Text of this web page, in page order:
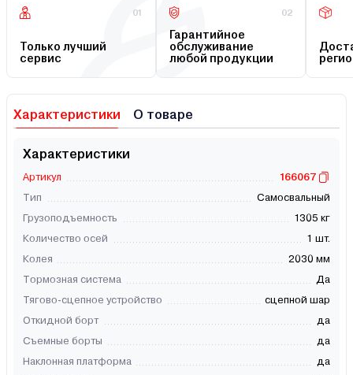
01
Только лучший
сервис
02
Гарантийное
обслуживание
любой продукции
Характеристики О товаре
Характеристики
Артикул
166067
Тип
Самосвальный
Грузоподъемность
1305 кг
Количество осей
1 шт.
Колея
2030 мм
Тормозная система
Да
Тягово-сцепное устройство
сцепной шар
Откидной борт
да
Съемные борты
да
Наклонная платформа
да